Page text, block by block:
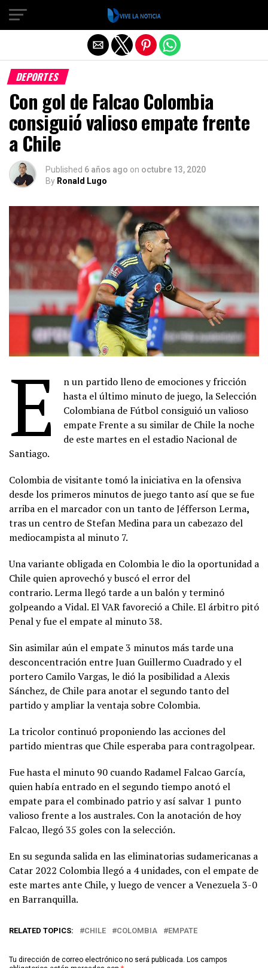
DEPORTES
Con gol de Falcao Colombia
consiguió valioso empate frente
a Chile
Published 6 años ago on octubre 13, 2020
By Ronald Lugo
E
n un partido lleno de emociones y fricción
hasta el último minuto de juego, la Selección
Colombiana de Fútbol consiguió un valioso
empate Frente a su similar de Chile la noche
de este martes en el estadio Nacional de
Santiago.
Colombia de visitante tomó la iniciativa en la ofensiva
desde los primeros minutos de juego tanto así que se fue
arriba en el marcador con un tanto de Jéfferson Lerma,
tras un centro de Stefan Medina para un cabezazo del
mediocampista al minuto 7.
Una variante obligada en Colombia le dio la oportunidad a
Chile quien aprovechó y buscó el error del
contrario. Lerma llegó tarde a un balón y terminó
golpeando a Vidal. El VAR favoreció a Chile. El árbitro pitó
Penal y fue el empate al minuto 38.
Sin asimilar aún el empate 3 minutos más tarde una
desconcentración entre Juan Guillermo Cuadrado y el
portero Camilo Vargas, le dió la posibilidad a Alexis
Sánchez, de Chile para anotar el segundo tanto del
partido y ampliar la ventaja sobre Colombia.
La tricolor continuó proponiendo las acciones del
partido mientras que Chile esperaba para contragolpear.
Fue hasta el minuto 90 cuando Radamel Falcao García,
quien había entrado en el segundo tiempo anotó el
empate para el combinado patrio y así salvar 1 punto
valioso frente a los australes. Con la anotación de hoy
Falcao, llegó 35 goles con la selección.
En su segunda salida en las eliminatorias sudamericanas a
Catar 2022 Colombia llegó a 4 unidades, con el empate de
este martes ante Chile, y luego de vencer a Venezuela 3-0
en Barranquilla.
RELATED TOPICS: CHILE COLOMBIA EMPATE
Tu dirección de correo electrónico no será publicada. Los campos
Salir de la versión móvil